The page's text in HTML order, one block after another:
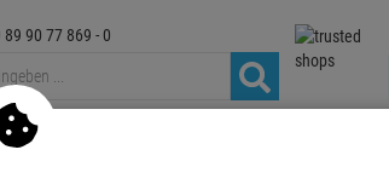
90 77 869 - 0